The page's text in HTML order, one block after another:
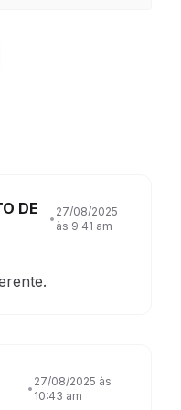
DE
•
27/08/2025
às 9:41 am
•
27/08/2025 às
10:43 am